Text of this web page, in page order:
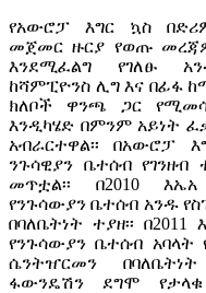
የአውሮፓ እግር ኳስ
መጀመር ዙርያ የወጡ
እንደሚፈልግ የገለፁ
ከሻምፒዮንስ ሊግ እና በፊፋ
ክለቦች ዋንጫ ጋር
እንዲካሄድ በምንም አይነት
አብራርተዋል፡፡ በአውሮፓ
ንጉሳዊያን ቤተሰብ የገንዘብ
መጥቷል፡፡ በ2010
የንጉሳውያን ቤተሰብ አንዱ
በባለቤትነት ተያዘ፡፡
የንጉሳውያን ቤተሰብ አባላት
ሴንትዠርመን
ፋውንዴሽን ደግሞ